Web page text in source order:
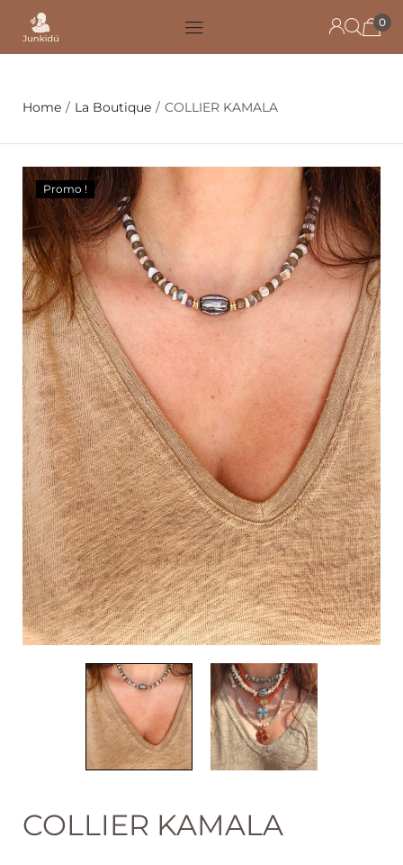
0
Home / La Boutique / COLLIER KAMALA
Promo !
COLLIER KAMALA